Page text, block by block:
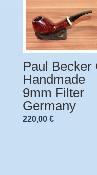
Paul Becker
Handmade
9mm Filter
Germany
220,00 €